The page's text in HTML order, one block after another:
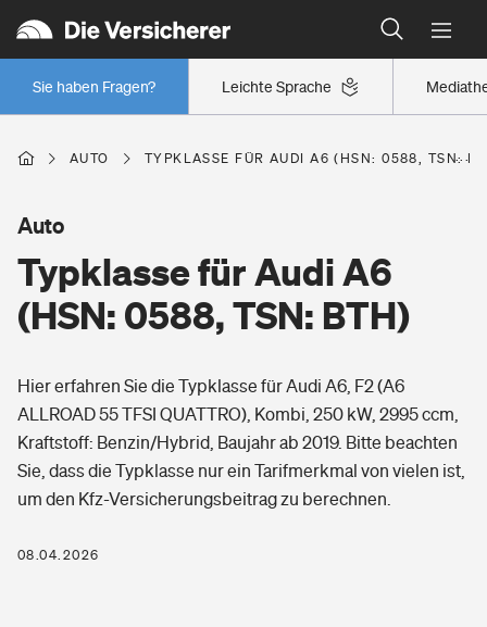
Leichte Sprache
Sie haben Fragen?
Wer versichert was: Jetzt Versicherer finden
Regionalklassen: So ist Ihre Region eingestuft
Wer versichert was: Jetzt Versicherer finden
Berufsunfähigkeitsversicherung
Erwerbsunfähigkeitsversicherung
Grundfähigkeitsversicherung
Arbeitsrechtsschutz
Berufshaftpflichtversicherung
Zur Übersicht
Wohnen
Elementarversicherung
Freizeit
Pri­vate Haft­pflicht­
Gesundheit
Private Krankenversicherung
AUTO TYPKLASSE FÜR AUDI A6 (HSN: 0588, TSN:
Typklasse für Audi A6
(HSN: 0588, TSN: BTH)
Auto
Hier erfahren Sie die Typklasse für Audi A6, F2 (A6
ALLROAD 55 TFSI QUATTRO), Kombi, 250 kW, 2995 ccm,
Kraftstoff: Benzin/Hybrid, Baujahr ab 2019. Bitte beachten
Sie, dass die Typklasse nur ein Tarifmerkmal von vielen ist,
um den Kfz-Versicherungsbeitrag zu berechnen.
08.04.2026